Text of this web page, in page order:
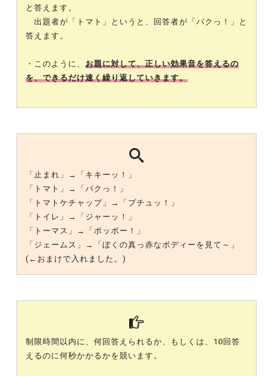
と答えます。
出題者が「トマト」というと、回答者が「パクっ！」と
答えます。
・このように、 お題に対して、正しい効果音を答えるの
を、できるだけ速く繰り返していきます。
「止まれ」→「キキーッ！」
「トマト」→「パクっ！」
「トマトケチャップ」→「ブチュッ！」
「トイレ」→「ジャーッ！」
「トーマス」→「ポッポー！」
「ジェームス」→「ぼくの真っ赤なボディーを見て～」
(←おまけで入れました。)
制限時間以内に、何回答えられるか、もしくは、10回答
えるのに何秒かかるかを競います。